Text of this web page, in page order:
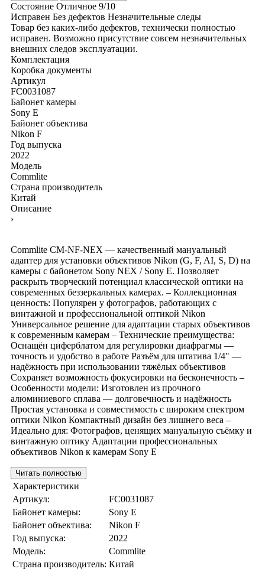
Состояние Отличное 9/10
Исправен Без дефектов Незначительные следы
Товар без каких-либо дефектов, технически полностью
исправен. Возможно присутствие совсем незначительных
внешних следов эксплуатации.
Комплектация
Коробка документы
Артикул
FC0031087
Байонет камеры
Sony E
Байонет объектива
Nikon F
Год выпуска
2022
Модель
Commlite
Страна производитель
Китай
Описание
›
Commlite CM-NF-NEX — качественный мануальный
адаптер для установки объективов Nikon (G, F, AI, S, D) на
камеры с байонетом Sony NEX / Sony E. Позволяет
раскрыть творческий потенциал классической оптики на
современных беззеркальных камерах. – Коллекционная
ценность: Популярен у фотографов, работающих с
винтажной и профессиональной оптикой Nikon
Универсальное решение для адаптации старых объективов
к современным камерам – Технические преимущества:
Оснащён циферблатом для регулировки диафрагмы —
точность и удобство в работе Разъём для штатива 1/4" —
надёжность при использовании тяжёлых объективов
Сохраняет возможность фокусировки на бесконечность –
Особенности модели: Изготовлен из прочного
алюминиевого сплава — долговечность и надёжность
Простая установка и совместимость с широким спектром
оптики Nikon Компактный дизайн без лишнего веса –
Идеально для: Фотографов, ценящих мануальную съёмку и
винтажную оптику Адаптации профессиональных
объективов Nikon к камерам Sony E
Читать полностью
Характеристики
Артикул:
FC0031087
Байонет камеры:
Sony E
Байонет объектива:
Nikon F
Год выпуска:
2022
Модель:
Commlite
Страна производитель: Китай